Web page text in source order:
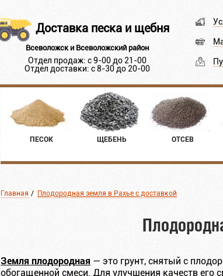
Доставка песка и щебня
Всеволожск и Всеволожский район
Отдел продаж: с 9-00 до 21-00
Отдел доставки: с 8-30 до 20-00
ПЕСОК ЩЕБЕНЬ ОТСЕВ
Главная / Плодородная земля в Рахье с доставкой
Земля плодородная — это грунт, снятый с
обогащенной смеси. Для улучшения качеств